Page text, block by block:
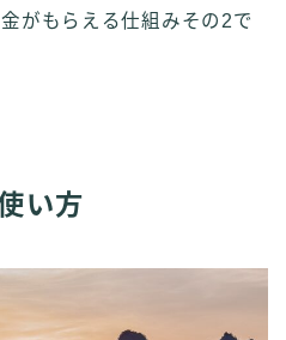
がもらえる仕組みその2で
い方